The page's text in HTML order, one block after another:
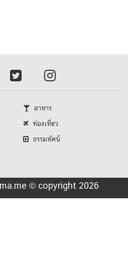
อาหาร
ท่องเที่ยว
ธรรมทัศน์
© copyright 2026